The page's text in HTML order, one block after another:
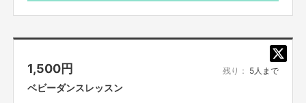
1,500円 残り： 5人まで
ベビーダンスレッスン